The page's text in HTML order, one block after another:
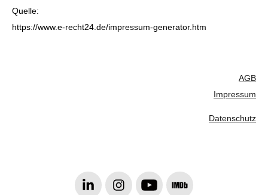
Quelle:
https://www.e-recht24.de/impressum-generator.htm
AGB
Impressum
Datenschutz